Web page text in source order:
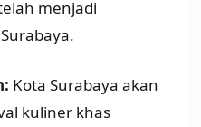
menjadi
Kota Surabaya akan
kuliner khas